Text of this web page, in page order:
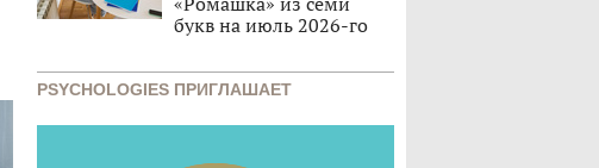
букв на июль 2026-го
PSYCHOLOGIES ПРИГЛАШАЕТ